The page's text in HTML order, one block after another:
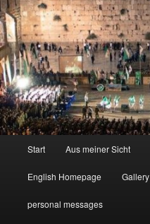
Start Aus meiner Sicht
English Homepage Gallery
personal messages